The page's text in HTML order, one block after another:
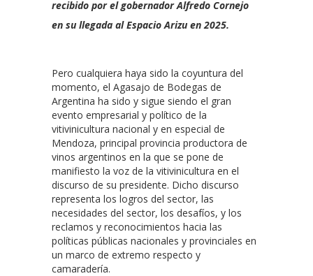
recibido por el gobernador Alfredo Cornejo
en su llegada al Espacio Arizu en 2025.
Pero cualquiera haya sido la coyuntura del
momento, el Agasajo de Bodegas de
Argentina ha sido y sigue siendo el gran
evento empresarial y político de la
vitivinicultura nacional y en especial de
Mendoza, principal provincia productora de
vinos argentinos en la que se pone de
manifiesto la voz de la vitivinicultura en el
discurso de su presidente. Dicho discurso
representa los logros del sector, las
necesidades del sector, los desafíos, y los
reclamos y reconocimientos hacia las
políticas públicas nacionales y provinciales en
un marco de extremo respecto y
camaradería.